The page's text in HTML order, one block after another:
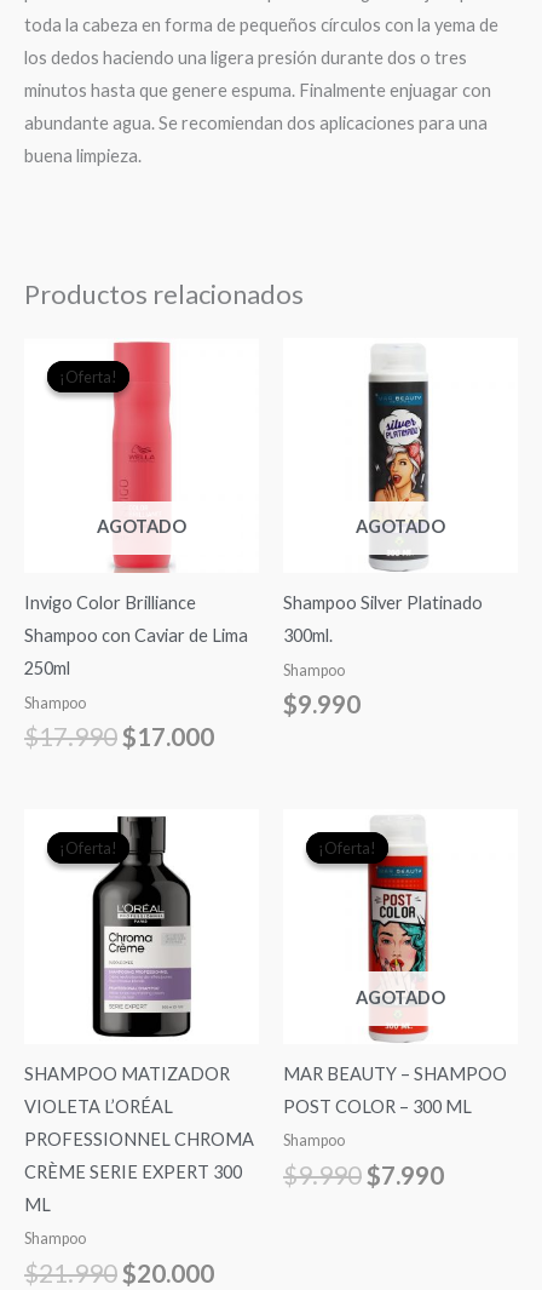
toda la cabeza en forma de pequeños círculos con la yema de
los dedos haciendo una ligera presión durante dos o tres
minutos hasta que genere espuma. Finalmente enjuagar con
abundante agua. Se recomiendan dos aplicaciones para una
buena limpieza.
Productos relacionados
¡Oferta!
AGOTADO
¡Oferta!
Invigo Color Brilliance
Shampoo con Caviar de Lima
250ml
Shampoo
$17.990
El
precio
original
era:
$17.990.
$17.000
AGOTADO
Shampoo Silver Platinado
300ml.
Shampoo
$9.990
¡Oferta!
¡Oferta!
SHAMPOO MATIZADOR
VIOLETA L’ORÉAL
PROFESSIONNEL CHROMA
CRÈME SERIE EXPERT 300
ML
Shampoo
$21.990
El
precio
original
era:
$21.990.
$20.000
¡Oferta!
AGOTADO
¡Oferta!
MAR BEAUTY – SHAMPOO
POST COLOR – 300 ML
Shampoo
$9.990
El
precio
original
era:
$9.990.
$7.990